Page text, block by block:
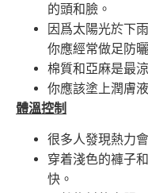
的頭和臉。
因爲太陽光於下
你應經常做足防曬
棉質和亞麻是最
你應該塗上潤膚
體溫控制
很多人發現熱力
穿着淺色的褲子
快。